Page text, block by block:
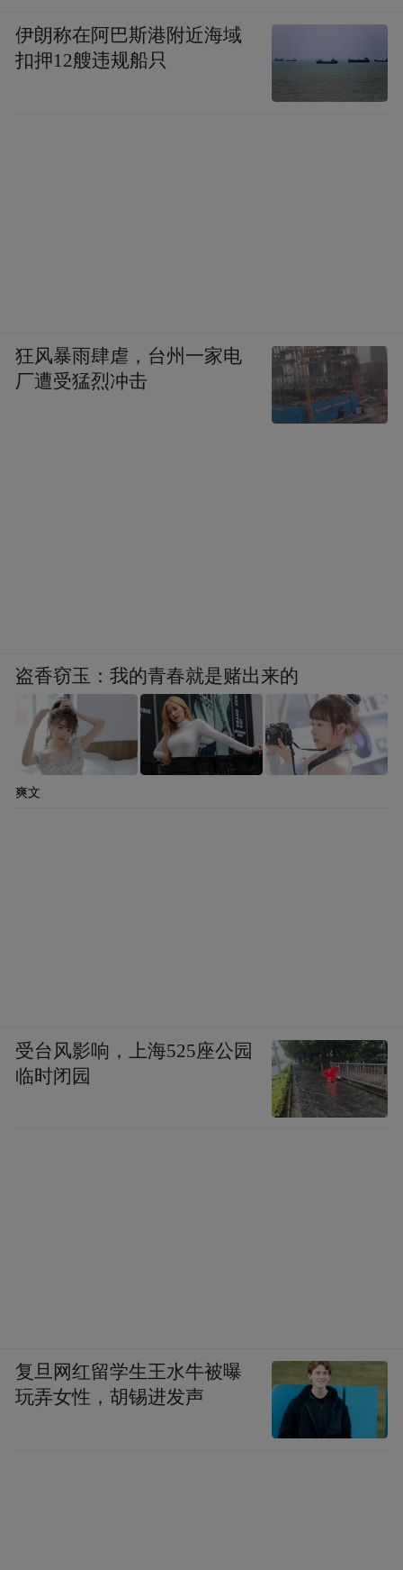
伊朗称在阿巴斯港附近海域
扣押12艘违规船只
狂风暴雨肆虐，台州一家电
厂遭受猛烈冲击
盗香窃玉：我的青春就是赌出来的
爽文
受台风影响，上海525座公园
临时闭园
复旦网红留学生王水牛被曝
玩弄女性，胡锡进发声